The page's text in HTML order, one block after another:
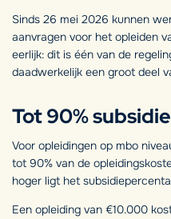
Sinds 26 mei 2026 kunnen
aanvragen voor het opleiden
eerlijk: dit is één van de
daadwerkelijk een groot deel
Tot 90%
Voor opleidingen op mbo
tot 90% van de
hoger ligt het
Een opleiding van €10.000